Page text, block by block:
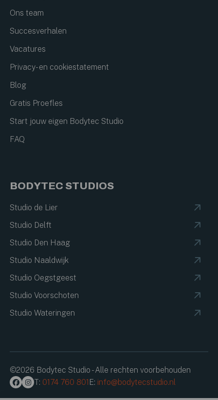
Ons team
Succesverhalen
Vacatures
Privacy- en cookiestatement
Blog
Gratis Proefles
Start jouw eigen Bodytec Studio
FAQ
BODYTEC STUDIOS
Studio de Lier
Studio Delft
Studio Den Haag
Studio Naaldwijk
Studio Oegstgeest
Studio Voorschoten
Studio Wateringen
©2026 Bodytec Studio - Alle rechten voorbehouden
T: 0174 760 801 E: info@bodytecstudio.nl